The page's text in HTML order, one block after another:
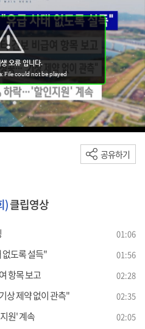
공유하기
)클립영상
01:06
없도록 설득" 01:56
항목 보고 02:28
상 제약 없이 관측" 02:35
원' 계속 02:05